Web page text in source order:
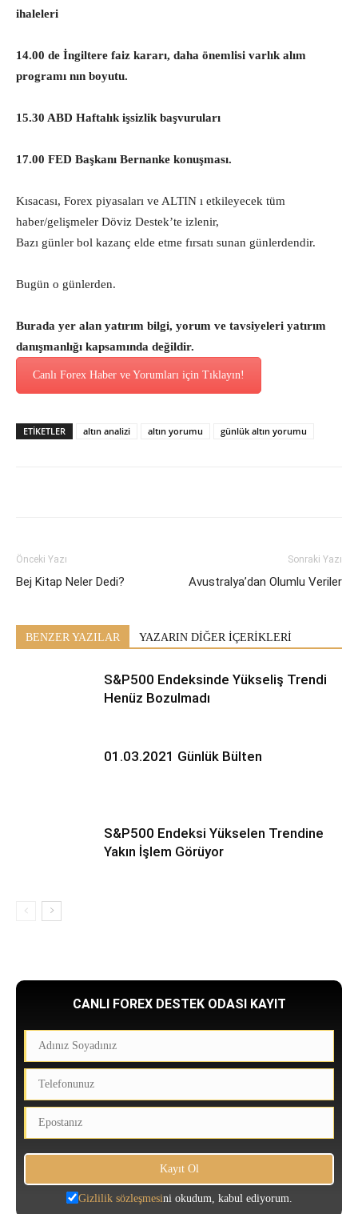
ihaleleri
14.00 de İngiltere faiz kararı, daha önemlisi varlık alım
programı nın boyutu.
15.30 ABD Haftalık işsizlik başvuruları
17.00 FED Başkanı Bernanke konuşması.
Kısacası, Forex piyasaları ve ALTIN ı etkileyecek tüm
haber/gelişmeler Döviz Destek’te izlenir,
Bazı günler bol kazanç elde etme fırsatı sunan günlerdendir.
Bugün o günlerden.
Burada yer alan yatırım bilgi, yorum ve tavsiyeleri yatırım
danışmanlığı kapsamında değildir.
Canlı Forex Haber ve Yorumları için Tıklayın!
ETİKETLER altın analizi altın yorumu günlük altın yorumu
Önceki Yazı
Bej Kitap Neler Dedi?
Sonraki Yazı
Avustralya’dan Olumlu Veriler
BENZER YAZILAR YAZARIN DİĞER İÇERİKLERİ
S&P500 Endeksinde Yükseliş Trendi
Henüz Bozulmadı
01.03.2021 Günlük Bülten
S&P500 Endeksi Yükselen Trendine
Yakın İşlem Görüyor
CANLI FOREX DESTEK ODASI KAYIT
Gizlilik sözleşmesini okudum, kabul ediyorum.